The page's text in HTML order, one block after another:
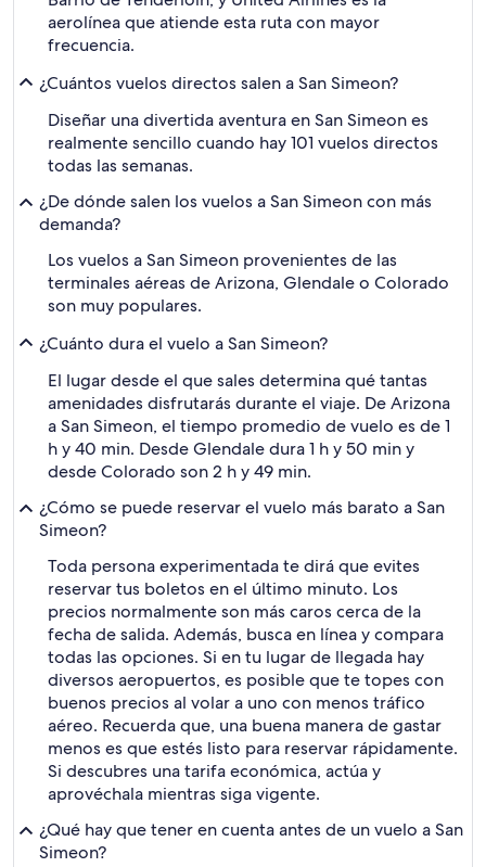
aerolínea que atiende esta ruta con mayor
frecuencia.
¿Cuántos vuelos directos salen a San Simeon?
Diseñar una divertida aventura en San Simeon es
realmente sencillo cuando hay 101 vuelos directos
todas las semanas.
¿De dónde salen los vuelos a San Simeon con más
demanda?
Los vuelos a San Simeon provenientes de las
terminales aéreas de Arizona, Glendale o Colorado
son muy populares.
¿Cuánto dura el vuelo a San Simeon?
El lugar desde el que sales determina qué tantas
amenidades disfrutarás durante el viaje. De Arizona
a San Simeon, el tiempo promedio de vuelo es de 1
h y 40 min. Desde Glendale dura 1 h y 50 min y
desde Colorado son 2 h y 49 min.
¿Cómo se puede reservar el vuelo más barato a San
Simeon?
Toda persona experimentada te dirá que evites
reservar tus boletos en el último minuto. Los
precios normalmente son más caros cerca de la
fecha de salida. Además, busca en línea y compara
todas las opciones. Si en tu lugar de llegada hay
diversos aeropuertos, es posible que te topes con
buenos precios al volar a uno con menos tráfico
aéreo. Recuerda que, una buena manera de gastar
menos es que estés listo para reservar rápidamente.
Si descubres una tarifa económica, actúa y
aprovéchala mientras siga vigente.
¿Qué hay que tener en cuenta antes de un vuelo a San
Simeon?